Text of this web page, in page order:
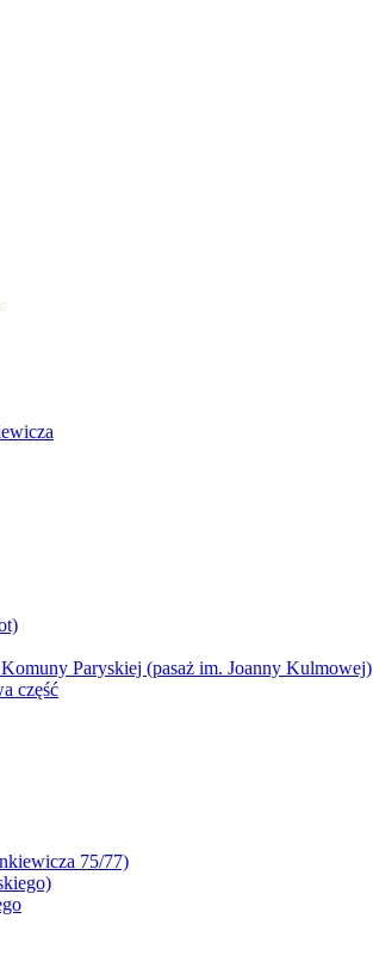
Paryskiej (pasaż im. Joanny Kulmowej)
część
75/77)